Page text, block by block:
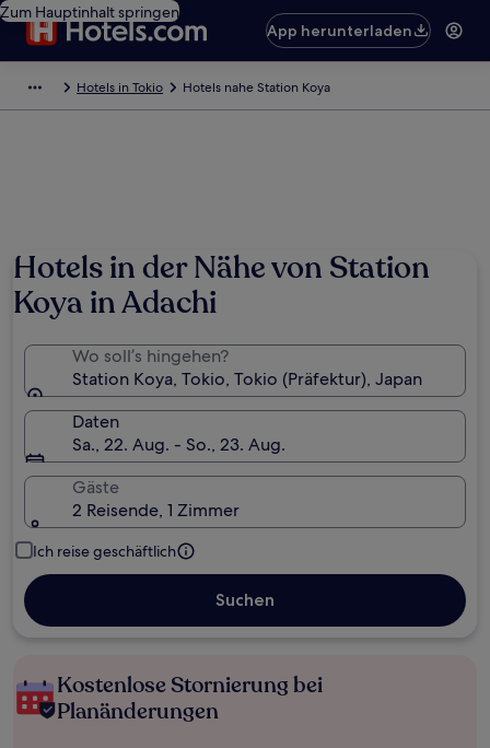
Zum Hauptinhalt springen
App herunterladen
Hotels in Tokio Hotels nahe Station Koya
Hotels in der Nähe von Station
Koya in Adachi
Wo soll’s hingehen?
Station Koya, Tokio, Tokio (Präfektur), Japan
Daten
Sa., 22. Aug. - So., 23. Aug.
Gäste
2 Reisende, 1 Zimmer
Ich reise geschäftlich
Suchen
Kostenlose Stornierung bei
Planänderungen